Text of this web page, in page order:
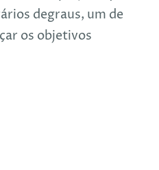
degraus, um de
os objetivos